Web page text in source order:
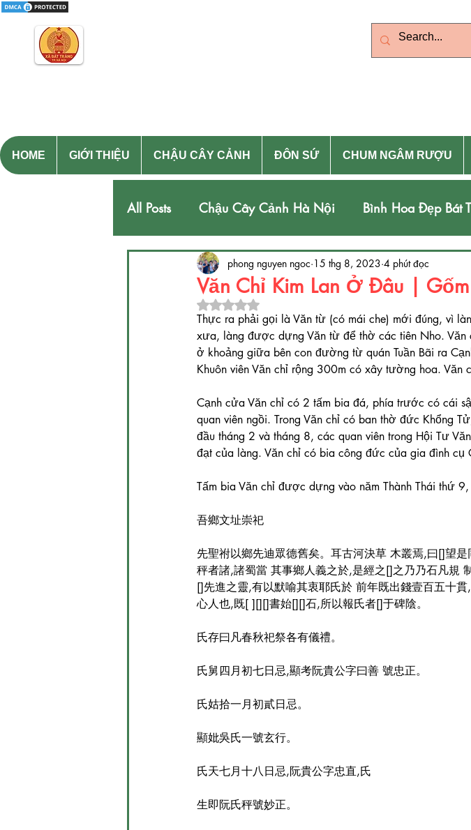
HOME GIỚI THIỆU CHẬU CÂY CẢNH ĐÔN SỨ CHUM NGÂM RƯỢU
All Posts Chậu Cây Cảnh Hà Nội Bình Hoa Đẹp Bát
Lọ Lộc Bình Cao Cấp Bát Tràng Đôn Sứ Hà Nội
Làng gốm cổ Kim Lan Hà Nội Làng Gốm Bát Tràng
Vẻ Đẹp Xã Bát Tràng
Văn Chỉ Kim Lan Ở Đâu |
phong nguyen ngoc 15 thg 8, 2023 4 phút đọc
Đã xếp hạng NaN/5 sao.
Thực ra phải gọi là Văn từ (có mái che) mới đúng, vì
xưa, làng được dựng Văn từ để thờ các tiên Nho.
ở khoảng giữa bên con đường từ quán Tuần Bãi ra
Khuôn viên Văn chỉ rộng 300m có xây tường hoa.
Cạnh cửa Văn chỉ có 2 tấm bia đá, phía trước có cái
quan viên ngồi. Trong Văn chỉ có ban thờ đức Khổng
đầu tháng 2 và tháng 8, các quan viên trong Hội Tư
đạt của làng. Văn chỉ có bia công đức của gia đình cụ
Tấm bia Văn chỉ được dựng vào năm Thành Thái thứ
吾鄉文址崇祀
先聖祔以鄉先迪眾德舊矣。耳古河決草 木叢焉,曰[]望
秤者諸,諸蜀當 其事鄉人義之於,是經之[]之乃乃石凡規
[]先進之靈,有以默喻其衷耶氏於 前年既出錢壹百五十
心人也,既[ ][][]書始[][]石,所以報氏者[]于碑陰。
氏存曰凡春秋祀祭各有儀禮。
氏舅四月初七日忌,顯考阮貴公字曰善 號忠正。
氏姑拾一月初貳日忌。
顯妣吳氏一號玄行。
氏天七月十八日忌,阮貴公字忠直,氏
生即阮氏秤號妙正。